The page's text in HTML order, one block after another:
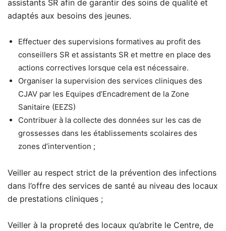
assistants SR afin de garantir des soins de qualité et
adaptés aux besoins des jeunes.
Effectuer des supervisions formatives au profit des
conseillers SR et assistants SR et mettre en place des
actions correctives lorsque cela est nécessaire.
Organiser la supervision des services cliniques des
CJAV par les Equipes d’Encadrement de la Zone
Sanitaire (EEZS)
Contribuer à la collecte des données sur les cas de
grossesses dans les établissements scolaires des
zones d’intervention ;
Veiller au respect strict de la prévention des infections
dans l’offre des services de santé au niveau des locaux
de prestations cliniques ;
Veiller à la propreté des locaux qu’abrite le Centre, de